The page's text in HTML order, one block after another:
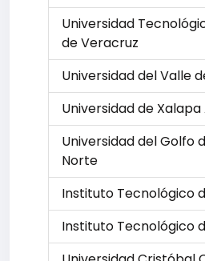
Universidad
de Veracruz
Universidad del Valle
Universidad de Xalapa
Universidad del Golfo
Norte
Instituto Tecnológico
Instituto Tecnológico